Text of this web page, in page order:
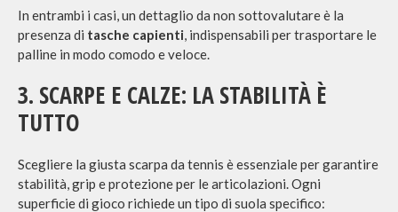
In entrambi i casi, un dettaglio da non sottovalutare è la
presenza di tasche capienti, indispensabili per trasportare le
palline in modo comodo e veloce.
3. SCARPE E CALZE: LA STABILITÀ È
TUTTO
Scegliere la giusta scarpa da tennis è essenziale per garantire
stabilità, grip e protezione per le articolazioni. Ogni
superficie di gioco richiede un tipo di suola specifico: